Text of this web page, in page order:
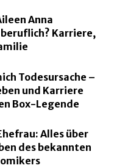
Anna
Karriere,
Todesursache –
und Karriere
Box-Legende
Alles über
des bekannten